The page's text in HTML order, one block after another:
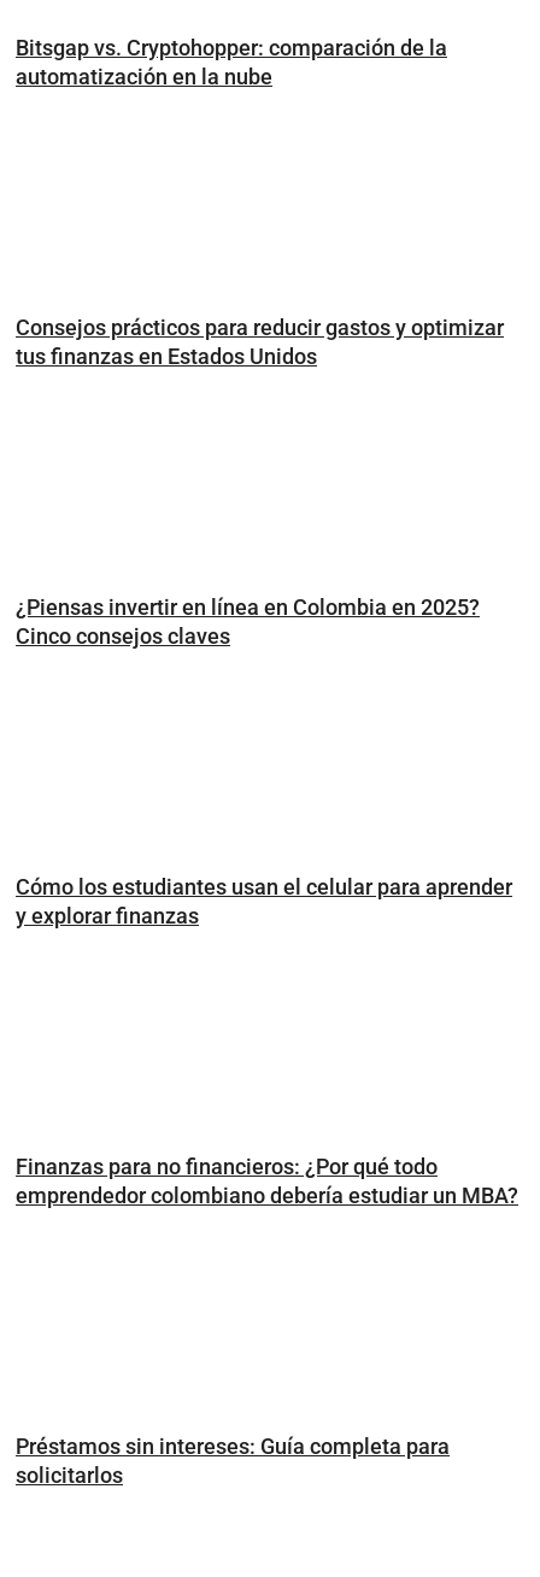
Bitsgap vs. Cryptohopper: comparación de la
automatización en la nube
Consejos prácticos para reducir gastos y optimizar
tus finanzas en Estados Unidos
¿Piensas invertir en línea en Colombia en 2025?
Cinco consejos claves
Cómo los estudiantes usan el celular para aprender
y explorar finanzas
Finanzas para no financieros: ¿Por qué todo
emprendedor colombiano debería estudiar un MBA?
Préstamos sin intereses: Guía completa para
solicitarlos